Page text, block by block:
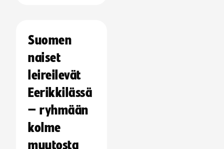
Suomen
naiset
leireilevät
Eerikkilässä
– ryhmään
kolme
muutosta